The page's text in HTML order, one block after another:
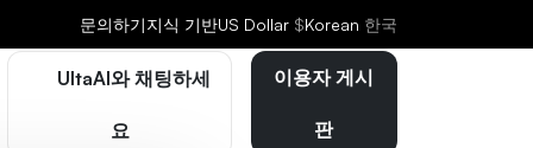
문의하기지식 기반US Dollar $Korean 한국
UltaAI와 채팅하세
요
이용자 게시
판